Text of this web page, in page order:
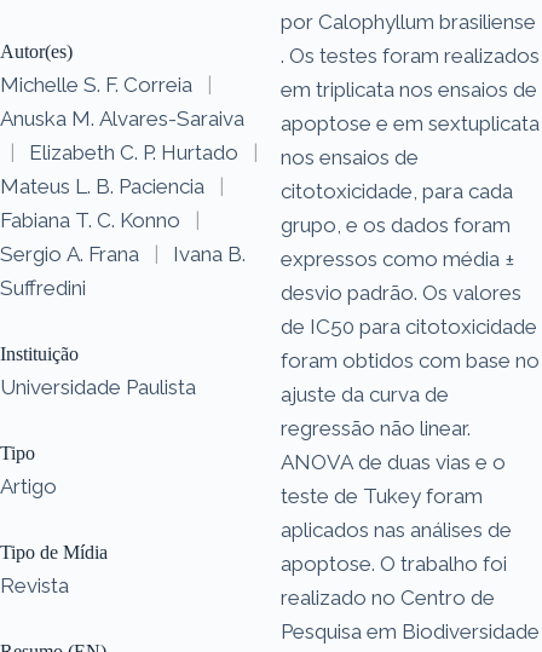
Autor(es)
Michelle S. F. Correia
|
Anuska M. Alvares-Saraiva
|
Elizabeth C. P. Hurtado
|
Mateus L. B. Paciencia
|
Fabiana T. C. Konno
|
Sergio A. Frana
|
Ivana B.
Suffredini
Instituição
Universidade Paulista
Tipo
Artigo
Tipo de Mídia
Revista
por Calophyllum brasiliense
. Os testes foram realizados
em triplicata nos ensaios de
apoptose e em sextuplicata
nos ensaios de
citotoxicidade, para cada
grupo, e os dados foram
expressos como média ±
desvio padrão. Os valores
de IC50 para citotoxicidade
foram obtidos com base no
ajuste da curva de
regressão não linear.
ANOVA de duas vias e o
teste de Tukey foram
aplicados nas análises de
apoptose. O trabalho foi
realizado no Centro de
Pesquisa em Biodiversidade